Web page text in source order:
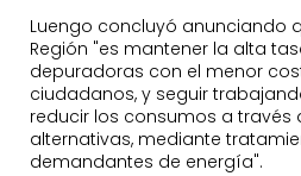
Luengo concluyó anunciando
Región "es mantener la alta
depuradoras con el menor
ciudadanos, y seguir
reducir los consumos a través
alternativas, mediante
demandantes de energía".